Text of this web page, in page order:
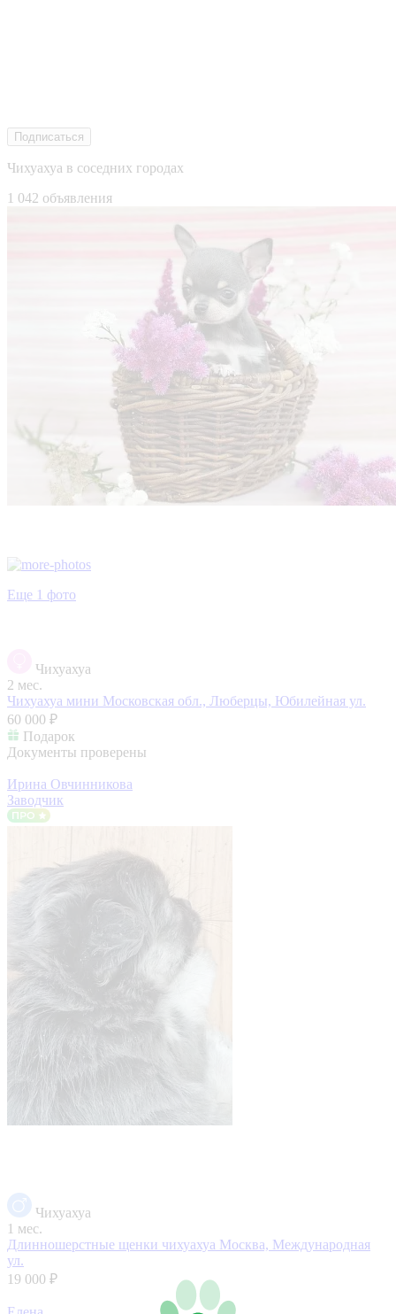
Подписаться
Чихуахуа в соседних городах
1 042 объявления
Еще 1 фото
Чихуахуа
2 мес.
Чихуахуа мини Московская обл., Люберцы, Юбилейная ул.
60 000 ₽
Подарок
Документы проверены
Ирина Овчинникова
Заводчик
Чихуахуа
1 мес.
Длинношерстные щенки чихуахуа Москва, Международная
ул.
19 000 ₽